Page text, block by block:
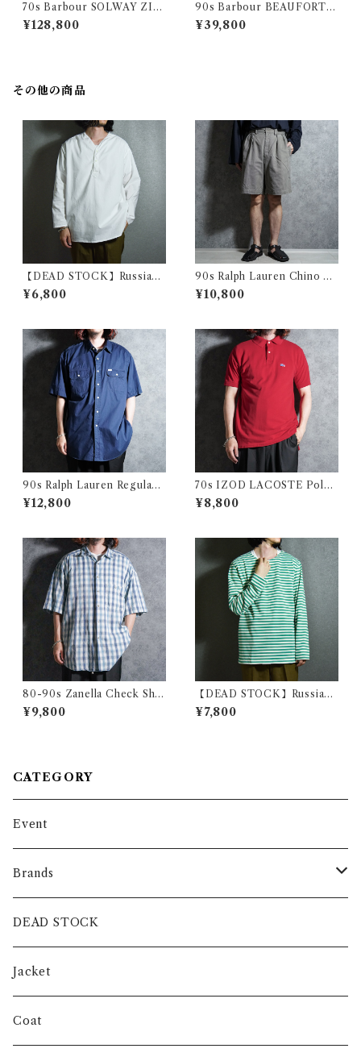
70s Barbour SOLWAY ZIP
PER 1Warrant バブアー ソル
ウェイジッパー パイル ライナ
¥128,800
90s Barbour BEAUFORT S
ize46 バブアー ビューフォー
ト 3ワラント サイズ46 セージ
¥39,800
その他の商品
【DEAD STOCK】Russian
military sleeping shirts V-
Henryneck ロシア軍 スリー
¥6,800
90s Ralph Lauren Chino T
YLER SHORT Pants ラルフ
ローレン チノ ショートパンツ
¥10,800
90s Ralph Lauren Regular
Doubole Flap Pocket Type
writer Work Shirts ラルフロ
¥12,800
70s IZOD LACOSTE Polo
Shirts Red Made in USA ア
イゾッド ラコステ ポロシャツ
¥8,800
80-90s Zanella Check Shir
ts ザネッラ 楊柳 チェック シ
ャツ イタリア製
¥9,800
【DEAD STOCK】Russian
Army Border Long Sleeve
T-shirts ロシア軍 ボーダー
¥7,800
CATEGORY
Event
Brands
intch.
SHUREN
INVERTERE
DEAD STOCK
Jacket
Coat